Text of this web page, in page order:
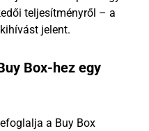
teljesítményről – a
jelent.
Box-hez egy
a Buy Box